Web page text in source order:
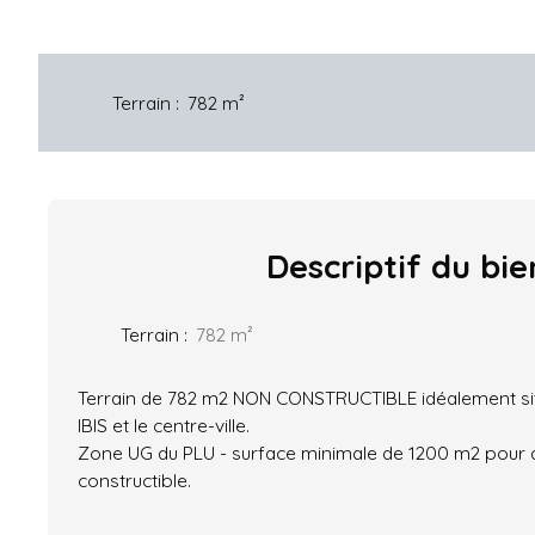
Terrain : 782 m²
Descriptif du
Terrain : 782 m²
Terrain de 782 m2 NON CONSTRUCTIBLE idéalement
IBIS et le centre-ville.
Zone UG du PLU - surface minimale de 1200 m2
constructible.